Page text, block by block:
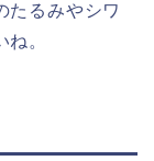
たるみやシワ
。